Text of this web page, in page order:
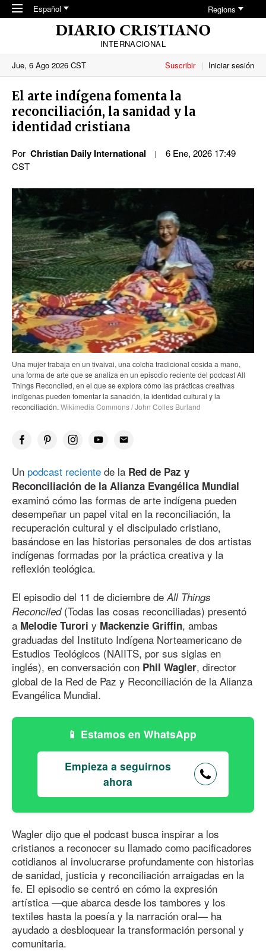
Skip to main content
Español Regions
INTERNACIONAL
Jue, 6 Ago 2026 CST
Suscribir Iniciar sesión
El arte indígena fomenta la
reconciliación, la sanidad y la
identidad cristiana
Por Christian Daily International
6 Ene, 2026 17:49
CST
Una mujer trabaja en un tivaivai, una colcha tradicional cosida a mano,
una forma de arte que se analiza en un episodio reciente del podcast All
Things Reconciled, en el que se explora cómo las prácticas creativas
indígenas pueden fomentar la sanación, la identidad cultural y la
reconciliación. Wikimedia Commons / John Colles Burland
Un podcast reciente de la Red de Paz y
Reconciliación de la Alianza Evangélica Mundial
examinó cómo las formas de arte indígena pueden
desempeñar un papel vital en la reconciliación, la
recuperación cultural y el discipulado cristiano,
basándose en las historias personales de dos artistas
indígenas formadas por la práctica creativa y la
reflexión teológica.
El episodio del 11 de diciembre deAll Things
Reconciled(Todas las cosas reconciliadas) presentó
a Melodie Turori y Mackenzie Griffin, ambas
graduadas del Instituto Indígena Norteamericano de
Estudios Teológicos (NAIITS, por sus siglas en
inglés), en conversación con Phil Wagler, director
global de la Red de Paz y Reconciliación de la Alianza
Evangélica Mundial.
Estamos en WhatsApp
Empieza a seguirnos
ahora
Wagler dijo que el podcast busca inspirar a los
cristianos a reconocer su llamado como pacificadores
cotidianos al involucrarse profundamente con historias
de sanidad, justicia y reconciliación arraigadas en la
fe. El episodio se centró en cómo la expresión
artística —que abarca desde los tambores y los
textiles hasta la poesía y la narración oral— ha
ayudado a desbloquear la transformación personal y
comunitaria.